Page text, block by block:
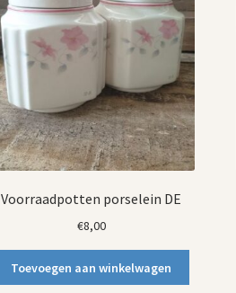
Voorraadpotten porselein DE
€8,00
Toevoegen aan winkelwagen